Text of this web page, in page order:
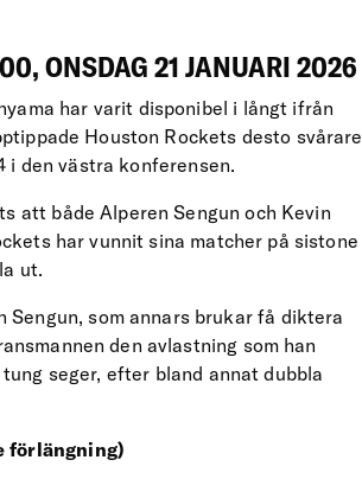
ONSDAG 21 JANUARI 2026
har varit disponibel i långt ifrån
Houston Rockets desto svårare
den västra konferensen.
att både Alperen Sengun och Kevin
har vunnit sina matcher på sistone
ut.
Sengun, som annars brukar få diktera
den avlastning som han
seger, efter bland annat dubbla
förlängning)